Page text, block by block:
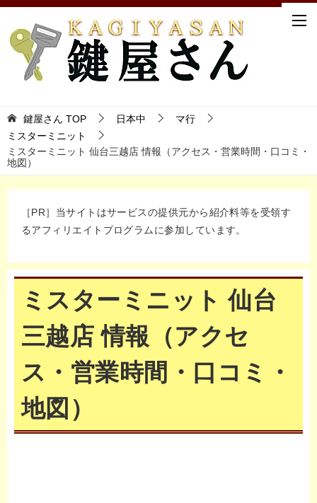
鍵屋さん TOP 日本中
マ行
ミスターミニット
ミスターミニット 仙台三越店 情報（アクセス・営業時間・口コミ・
地図）
［PR］当サイトはサービスの提供元から紹介料等を受領す
るアフィリエイトプログラムに参加しています。
ミスターミニット 仙台
三越店 情報（アクセ
ス・営業時間・口コミ・
地図）